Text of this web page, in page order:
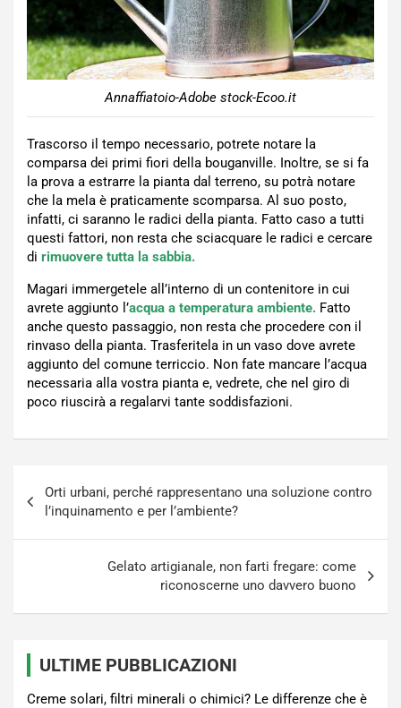
Annaffiatoio-Adobe stock-Ecoo.it
Trascorso il tempo necessario, potrete notare la
comparsa dei primi fiori della bouganville. Inoltre, se si fa
la prova a estrarre la pianta dal terreno, su potrà notare
che la mela è praticamente scomparsa. Al suo posto,
infatti, ci saranno le radici della pianta. Fatto caso a tutti
questi fattori, non resta che sciacquare le radici e cercare
di rimuovere tutta la sabbia.
Magari immergetele all’interno di un contenitore in cui
avrete aggiunto l’acqua a temperatura ambiente. Fatto
anche questo passaggio, non resta che procedere con il
rinvaso della pianta. Trasferitela in un vaso dove avrete
aggiunto del comune terriccio. Non fate mancare l’acqua
necessaria alla vostra pianta e, vedrete, che nel giro di
poco riuscirà a regalarvi tante soddisfazioni.
articoli
Orti urbani, perché rappresentano una soluzione contro
l’inquinamento e per l’ambiente?
Gelato artigianale, non farti fregare: come
riconoscerne uno davvero buono
ULTIME PUBBLICAZIONI
Creme solari, filtri minerali o chimici? Le differenze che è